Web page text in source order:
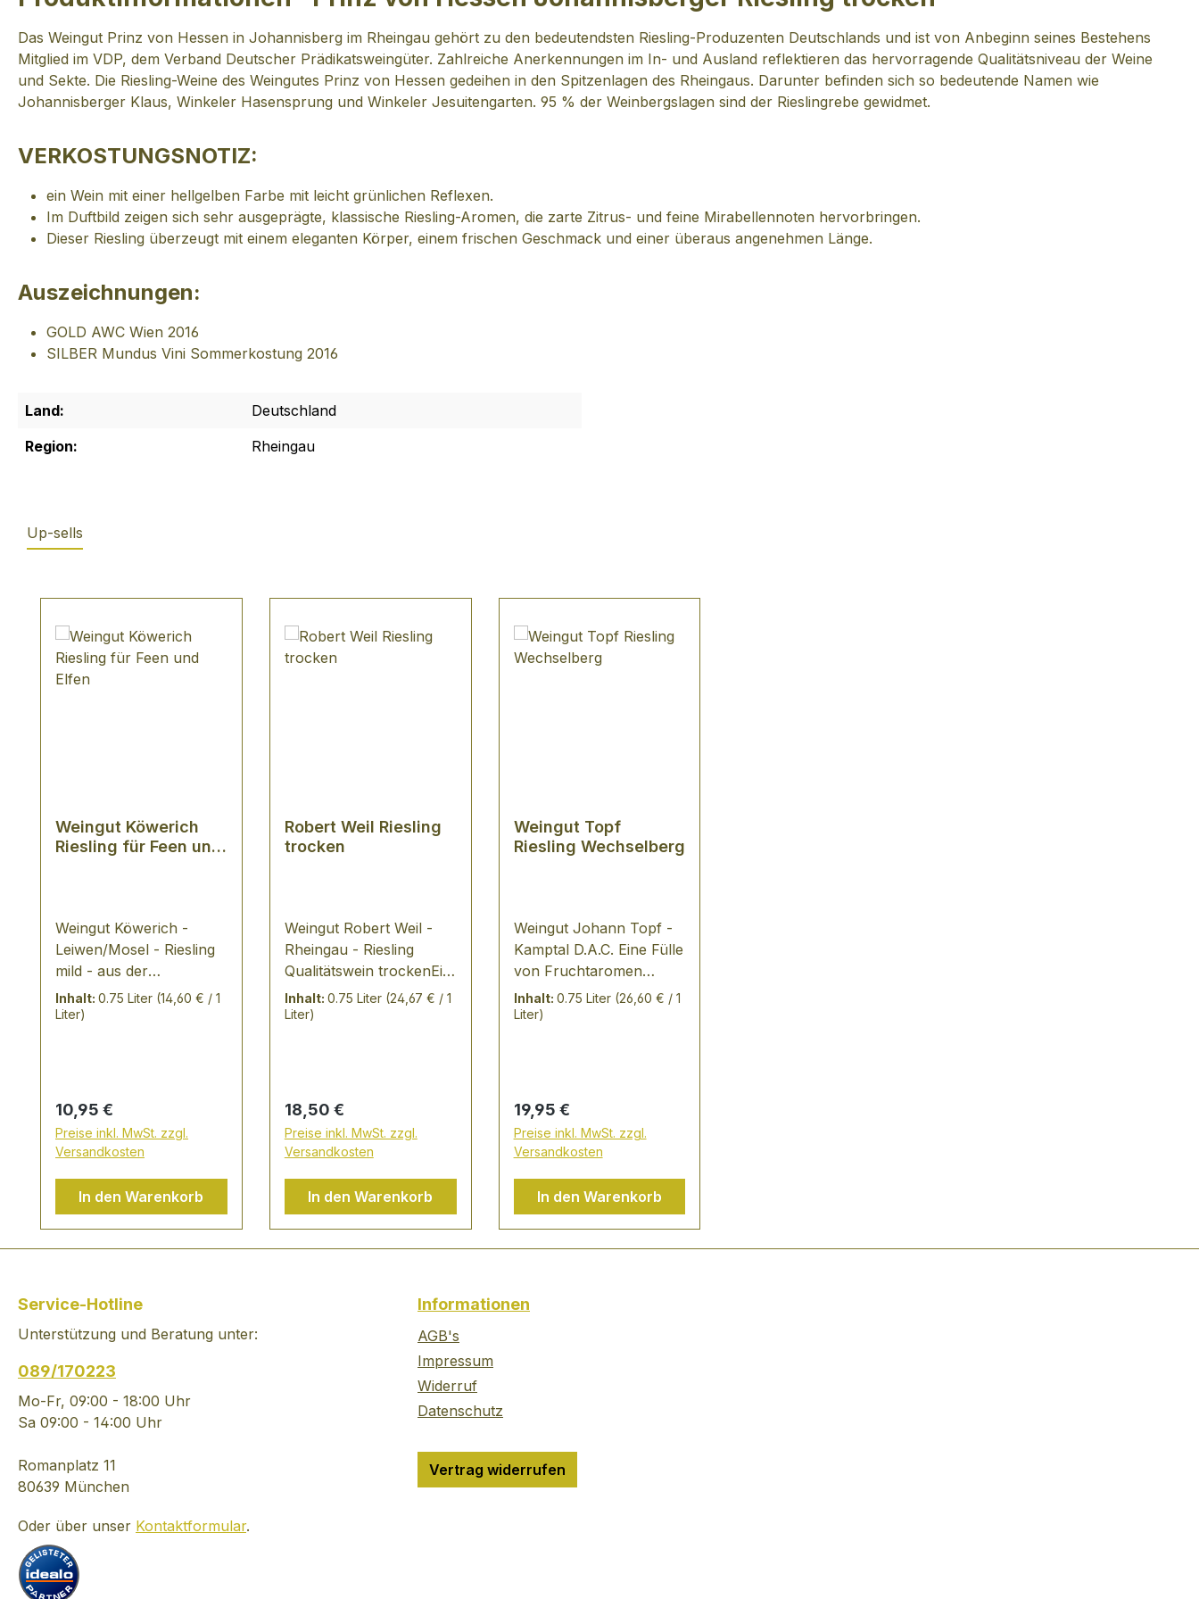
Das Weingut Prinz von Hessen in Johannisberg im Rheingau gehört zu den bedeutendsten Riesling-Produzenten Deutschlands und ist von Anbeginn seines Bestehens
Mitglied im VDP, dem Verband Deutscher Prädikatsweingüter. Zahlreiche Anerkennungen im In- und Ausland reflektieren das hervorragende Qualitätsniveau der Weine
und Sekte. Die Riesling-Weine des Weingutes Prinz von Hessen gedeihen in den Spitzenlagen des Rheingaus. Darunter befinden sich so bedeutende Namen wie
Johannisberger Klaus, Winkeler Hasensprung und Winkeler Jesuitengarten. 95 % der Weinbergslagen sind der Rieslingrebe gewidmet.
VERKOSTUNGSNOTIZ:
ein Wein mit einer hellgelben Farbe mit leicht grünlichen Reflexen.
Im Duftbild zeigen sich sehr ausgeprägte, klassische Riesling-Aromen, die zarte Zitrus- und feine Mirabellennoten hervorbringen.
Dieser Riesling überzeugt mit einem eleganten Körper, einem frischen Geschmack und einer überaus angenehmen Länge.
Auszeichnungen:
GOLD AWC Wien 2016
SILBER Mundus Vini Sommerkostung 2016
Land:
Deutschland
Region:
Rheingau
Up-sells
Weingut Köwerich
Riesling für Feen und
Weingut Köwerich -
Leiwen/Mosel - Riesling
mild - aus der
Laurentiuslay - in
Edelstahltank ausgebaut.
mit leichter Restsüße.Der
Weinbauingenieur Nick
Köwerich ist einer der
Pioniere der
malolaktischen
Ausbaues, der vor
hundert Jahren an der
Jungwinzerer läßt
seinen Weinen viel Zeit
Dadurch wird deren
Säure dezent und die
feinen Riesling-Aromen
entfalten. Köwerich
empfiehlt seine Rieslinge
Essenbegleiter.
"Malolaktische drängen
sich nicht in den
Vordergrund, zarte
Inhalt: 0.75 Liter (14,60 € / 1
Liter)
Regulärer Preis:
10,95 €
Preise inkl. MwSt. zzgl.
Versandkosten
In den Warenkorb
Robert Weil Riesling
trocken
Weingut Robert Weil -
Rheingau - Riesling
Qualitätswein trockenEin
erfrischender,
animierender Riesling
Gutsriesling - die
Trauben hierfür werden
u.a. in den Spitzenlagen
"Kiedrich Gräfenberg"
herrliche Weingut liegen.
Weingut Robert Weil,
1875 gegründet, wird
Generation geleitet. In
Weingutes (90 ha), dem
Kiedrich Klosterberg,
Kiedrich Gräfenberg,
wertvolle Riesling-Rebe
Inhalt: 0.75 Liter (24,67 € / 1
Liter)
Regulärer Preis:
18,50 €
Preise inkl. MwSt. zzgl.
Versandkosten
In den Warenkorb
Weingut Topf
Riesling Wechselberg
Weingut Johann Topf -
Kamptal D.A.C. Eine Fülle
von Fruchtaromen
präsentieren sich in der
Nase und eine
perfekte harmonische
Verbindung von Dichte,
Extraktsüße mit kerniger
Säurestruktur. Ein Wein,
mineralischen Böden
und die klimatischen
Unterschiede sehr gut
glasklar mit eleganter
im Familienbesitz.
Johann Topf senior
Inhalt: 0.75 Liter (26,60 € / 1
Liter)
Regulärer Preis:
19,95 €
Preise inkl. MwSt. zzgl.
Versandkosten
In den Warenkorb
Service-Hotline
Unterstützung und Beratung unter:
089/170223
Mo-Fr, 09:00 - 18:00 Uhr
Sa 09:00 - 14:00 Uhr
Romanplatz 11
80639 München
Oder über unser Kontaktformular.
Informationen
AGB's
Impressum
Widerruf
Datenschutz
Vertrag widerrufen